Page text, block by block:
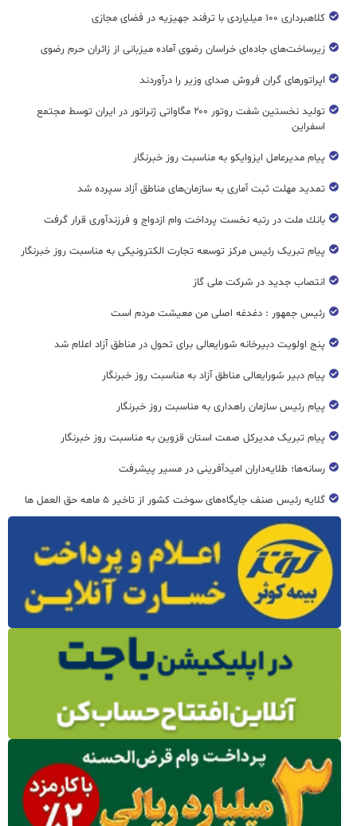
کلاهبرداری ۱۰۰ میلیاردی با ترفند جهیزیه در فضای مجازی
زیرساخت‌های جاده‌ای خراسان رضوی آماده میزبانی از زائران حرم رضوی
اپراتورهای گران فروش صدای وزیر را درآوردند
تولید نخستین شفت روتور ۲۰۰ مگاواتی ژنراتور در ایران توسط مجتمع
اسفراین
پیام مدیرعامل ایزوایکو به مناسبت روز خبرنگار
تمدید مهلت ثبت آماری به سازمان‌های مناطق آزاد سپرده شد
بانك ملت در رتبه نخست پرداخت وام ازدواج و فرزندآوری قرار گرفت
پیام تبریک رئیس مرکز توسعه تجارت الکترونیکی به مناسبت روز خبرنگار
انتصاب جدید در شرکت ملی گاز
رئیس جمهور : دغدغه اصلی من معیشت مردم است
پنج اولویت دبیرخانه شورایعالی برای تحول در مناطق آزاد اعلام شد
پیام دبیر شورایعالی مناطق آزاد به مناسبت روز خبرنگار
پیام رئیس سازمان راهداری به مناسبت روز خبرنگار
پیام تبریک مدیرکل صمت استان قزوین به مناسبت روز خبرنگار
رسانه‌ها؛ طلایه‌داران امیدآفرینی در مسیر پیشرفت
گلایه رئیس صنف جایگاه‌های سوخت کشور از تاخیر ۵ ماهه حق العمل ها